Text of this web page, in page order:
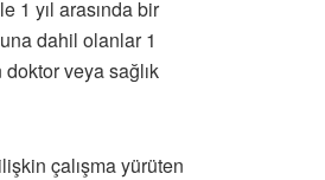
1 yıl arasında bir
dahil olanlar 1
veya sağlık
çalışma yürüten